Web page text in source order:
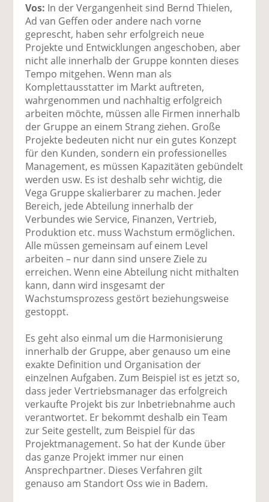
Vos: In der Vergangenheit sind Bernd Thielen,
Ad van Geffen oder andere nach vorne
geprescht, haben sehr erfolgreich neue
Projekte und Entwicklungen angeschoben, aber
nicht alle innerhalb der Gruppe konnten dieses
Tempo mitgehen. Wenn man als
Komplettausstatter im Markt auftreten,
wahrgenommen und nachhaltig erfolgreich
arbeiten möchte, müssen alle Firmen innerhalb
der Gruppe an einem Strang ziehen. Große
Projekte bedeuten nicht nur ein gutes Konzept
für den Kunden, sondern ein professionelles
Management, es müssen Kapazitäten gebündelt
werden usw. Es ist deshalb sehr wichtig, die
Vega Gruppe skalierbarer zu machen. Jeder
Bereich, jede Abteilung innerhalb der
Verbundes wie Service, Finanzen, Vertrieb,
Produktion etc. muss Wachstum ermöglichen.
Alle müssen gemeinsam auf einem Level
arbeiten – nur dann sind unsere Ziele zu
erreichen. Wenn eine Abteilung nicht mithalten
kann, dann wird insgesamt der
Wachstumsprozess gestört beziehungsweise
gestoppt.
Es geht also einmal um die Harmonisierung
innerhalb der Gruppe, aber genauso um eine
exakte Definition und Organisation der
einzelnen Aufgaben. Zum Beispiel ist es jetzt so,
dass jeder Vertriebsmanager das erfolgreich
verkaufte Projekt bis zur Inbetriebnahme auch
verantwortet. Er bekommt deshalb ein Team
zur Seite gestellt, zum Beispiel für das
Projektmanagement. So hat der Kunde über
das ganze Projekt immer nur einen
Ansprechpartner. Dieses Verfahren gilt
genauso am Standort Oss wie in Badem.